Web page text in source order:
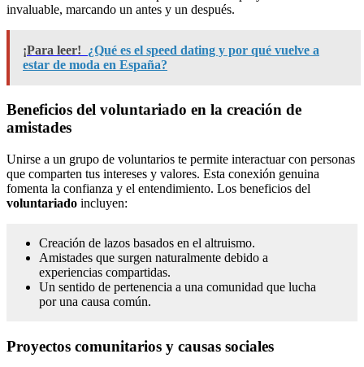
invaluable, marcando un antes y un después.
¡Para leer! ¿Qué es el speed dating y por qué vuelve a
estar de moda en España?
Beneficios del voluntariado en la creación de
amistades
Unirse a un grupo de voluntarios te permite interactuar con personas
que comparten tus intereses y valores. Esta conexión genuina
fomenta la confianza y el entendimiento. Los beneficios del
voluntariado incluyen:
Creación de lazos basados en el altruismo.
Amistades que surgen naturalmente debido a
experiencias compartidas.
Un sentido de pertenencia a una comunidad que lucha
por una causa común.
Proyectos comunitarios y causas sociales